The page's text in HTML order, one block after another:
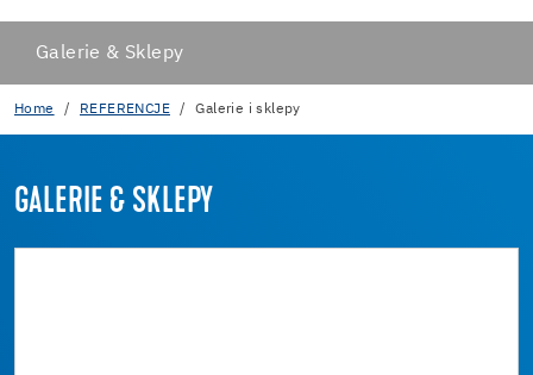
Galerie & Sklepy
Home REFERENCJE Galerie i sklepy
GALERIE & SKLEPY